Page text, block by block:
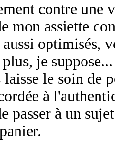
contre une
mon assiette
optimisés,
je suppose...
laisse le soin de
à
passer à un